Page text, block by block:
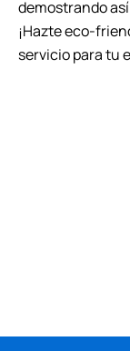
demostrando
¡Hazte eco-
servicio para tu